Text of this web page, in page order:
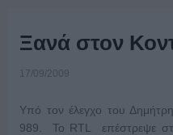
Ξανά στον
17/09/2009
Υπό τον έλεγχο του
989. To RTL επέστρεψε